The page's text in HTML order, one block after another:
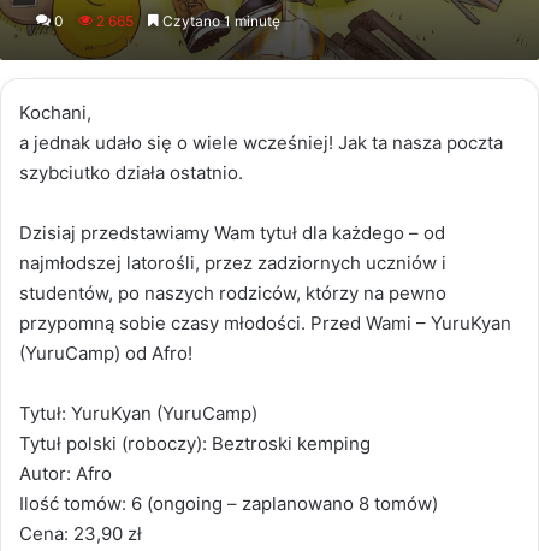
an
email
0 2 665 Czytano 1 minutę
Kochani,
a jednak udało się o wiele wcześniej! Jak ta nasza poczta
szybciutko działa ostatnio.
Dzisiaj przedstawiamy Wam tytuł dla każdego – od
najmłodszej latorośli, przez zadziornych uczniów i
studentów, po naszych rodziców, którzy na pewno
przypomną sobie czasy młodości. Przed Wami – YuruKyan
(YuruCamp) od Afro!
Tytuł: YuruKyan (YuruCamp)
Tytuł polski (roboczy): Beztroski kemping
Autor: Afro
Ilość tomów: 6 (ongoing – zaplanowano 8 tomów)
Cena: 23,90 zł